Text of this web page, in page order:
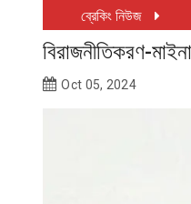
ব্রেকিং নিউজ
বিরাজনীতিকরণ-
Oct 05, 2024